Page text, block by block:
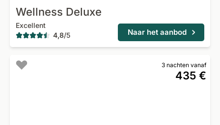
Wellness Deluxe
Excellent
4,8/5 Naar het aanbod
3 nachten vanaf
435 €